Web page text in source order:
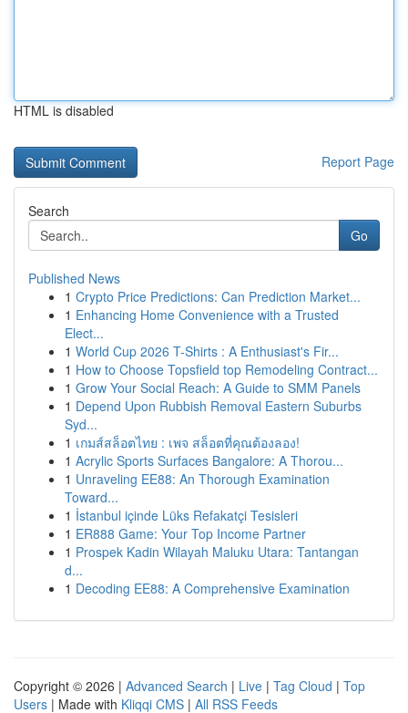
HTML is disabled
Report Page
Search
Go
Published News
1 Crypto Price Predictions: Can Prediction Market...
1 Enhancing Home Convenience with a Trusted
Elect...
1 World Cup 2026 T-Shirts : A Enthusiast's Fir...
1 How to Choose Topsfield top Remodeling Contract...
1 Grow Your Social Reach: A Guide to SMM Panels
1 Depend Upon Rubbish Removal Eastern Suburbs
Syd...
1 เกมส์สล็อตไทย : เพจ สล็อตที่คุณต้องลอง!
1 Acrylic Sports Surfaces Bangalore: A Thorou...
1 Unraveling EE88: An Thorough Examination
Toward...
1 İstanbul içinde Lüks Refakatçi Tesisleri
1 ER888 Game: Your Top Income Partner
1 Prospek Kadin Wilayah Maluku Utara: Tantangan
d...
1 Decoding EE88: A Comprehensive Examination
Copyright © 2026 | Advanced Search | Live | Tag Cloud | Top
Users | Made with Kliqqi CMS | All RSS Feeds